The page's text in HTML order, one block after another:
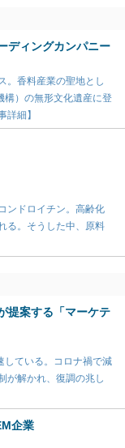
ディングカンパニー
。香料産業の聖地とし
構）の無形文化遺産に登
詳細】
ンドロイチン。高齢化
る。そうした中、原料
提案する「マーケテ
している。コロナ禍で減
が解かれ、復調の兆し
企業